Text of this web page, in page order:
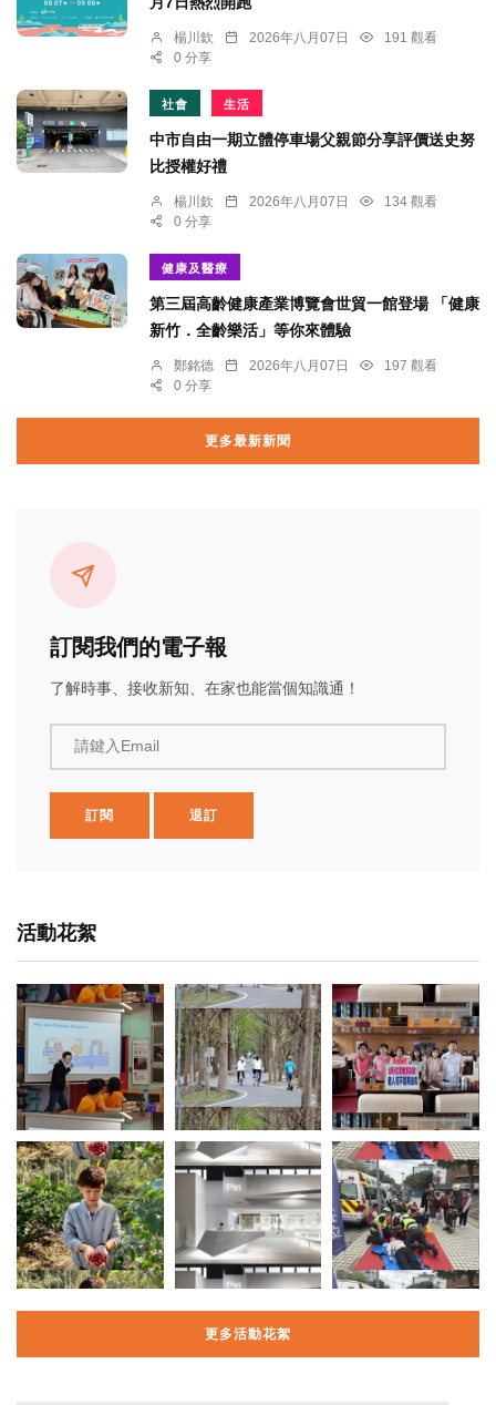
楊川欽 2026年八月07日
191 觀看
0 分享
社會 生活
中市自由一期立體停車場父親節分享評價送史努
比授權好禮
楊川欽 2026年八月07日
134 觀看
0 分享
健康及醫療
第三屆高齡健康產業博覽會世貿一館登場 「健康
新竹．全齡樂活」等你來體驗
鄭銘德 2026年八月07日
197 觀看
0 分享
更多最新新聞
訂閱我們的電子報
了解時事、接收新知、在家也能當個知識通！
請鍵入Email
訂閱 退訂
活動花絮
更多活動花絮